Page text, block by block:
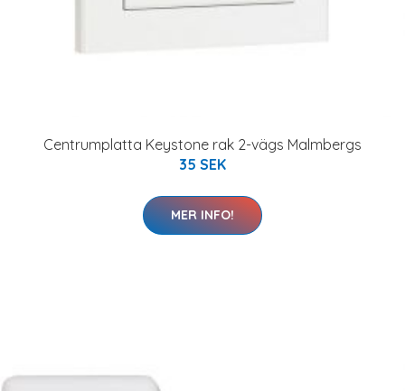
Centrumplatta Keystone rak 2-vägs Malmbergs
35 SEK
MER INFO!